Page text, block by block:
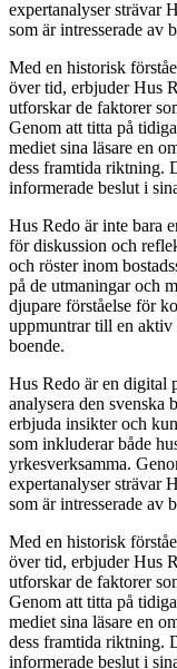
expertanalyser strävar
som är intresserade av
Med en historisk
över tid, erbjuder Hus
utforskar de faktorer
Genom att titta på
mediet sina läsare en
dess framtida riktning.
informerade beslut i
Hus Redo är inte bara
för diskussion och
och röster inom
på de utmaningar och
djupare förståelse för
uppmuntrar till en aktiv
boende.
Hus Redo är en digital
analysera den svenska
erbjuda insikter och
som inkluderar både
yrkesverksamma.
expertanalyser strävar
som är intresserade av
Med en historisk
över tid, erbjuder Hus
utforskar de faktorer
Genom att titta på
mediet sina läsare en
dess framtida riktning.
informerade beslut i